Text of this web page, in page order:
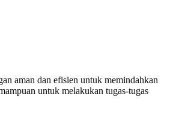
aman dan efisien untuk memindahkan
untuk melakukan tugas-tugas